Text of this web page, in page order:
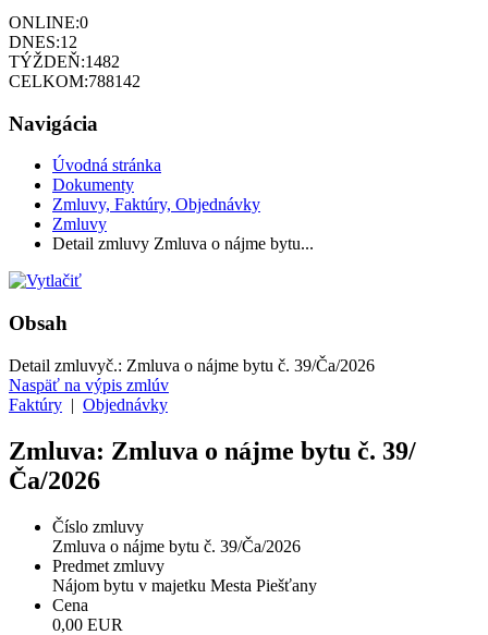
ONLINE:0
DNES:12
TÝŽDEŇ:1482
CELKOM:788142
Navigácia
Úvodná stránka
Dokumenty
Zmluvy, Faktúry, Objednávky
Zmluvy
Detail zmluvy Zmluva o nájme bytu...
Obsah
Detail zmluvyč.: Zmluva o nájme bytu č. 39/Ča/2026
Naspäť na výpis zmlúv
Faktúry | Objednávky
Zmluva: Zmluva o nájme bytu č. 39/
Ča/2026
Číslo zmluvy
Zmluva o nájme bytu č. 39/Ča/2026
Predmet zmluvy
Nájom bytu v majetku Mesta Piešťany
Cena
0,00 EUR